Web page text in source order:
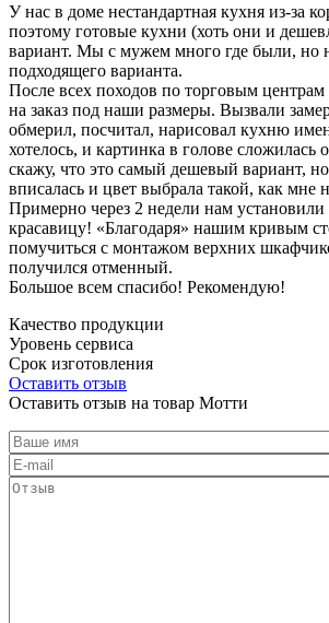
У нас в доме нестандартная кухня из-за
поэтому готовые кухни (хоть они и
вариант. Мы с мужем много где были, но
подходящего варианта.
После всех походов по торговым
на заказ под наши размеры. Вызвали
обмерил, посчитал, нарисовал кухню
хотелось, и картинка в голове сложилась
скажу, что это самый дешевый вариант,
вписалась и цвет выбрала такой, как мне
Примерно через 2 недели нам
красавицу! «Благодаря» нашим кривым
помучиться с монтажом верхних
получился отменный.
Большое всем спасибо! Рекомендую!
Качество продукции
Уровень сервиса
Срок изготовления
Оставить отзыв
Оставить отзыв на товар Мотти